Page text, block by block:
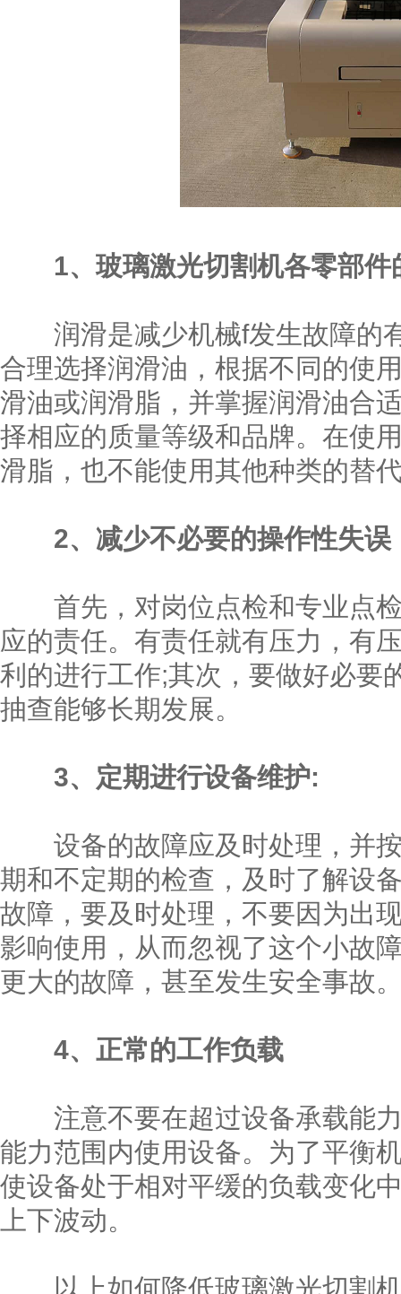
1、玻璃激光切割机各零部件
润滑是减少机械f发生故障的
合理选择润滑油，根据不同的使
滑油或润滑脂，并掌握润滑油合
择相应的质量等级和品牌。在使
滑脂，也不能使用其他种类的替
2、减少不必要的操作性失误
首先，对岗位点检和专业点检
应的责任。有责任就有压力，有
利的进行工作;其次，要做好必要
抽查能够长期发展。
3、定期进行设备维护:
设备的故障应及时处理，并按
期和不定期的检查，及时了解设
故障，要及时处理，不要因为出
影响使用，从而忽视了这个小故
更大的故障，甚至发生安全事故
4、正常的工作负载
注意不要在超过设备承载能力
能力范围内使用设备。为了平衡
使设备处于相对平缓的负载变化
上下波动。